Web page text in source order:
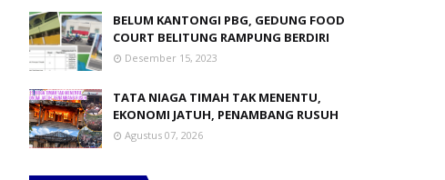
BELUM KANTONGI PBG, GEDUNG FOOD
COURT BELITUNG RAMPUNG BERDIRI
Desember 15, 2023
TATA NIAGA TIMAH TAK MENENTU,
EKONOMI JATUH, PENAMBANG RUSUH
Agustus 07, 2026